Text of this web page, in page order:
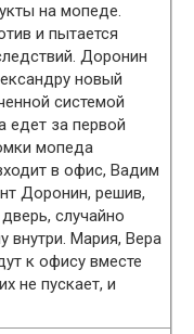
на мопеде.
и пытается
Доронин
новый
системой
за первой
мопеда
в офис, Вадим
Доронин, решив,
случайно
внутри. Мария, Вера
к офису вместе
не пускает, и